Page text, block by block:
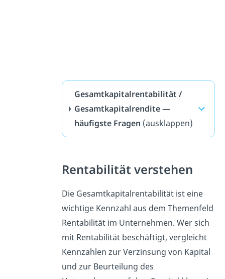
Gesamtkapitalrentabilität /
Gesamtkapitalrendite —
häufigste Fragen (ausklappen)
Rentabilität verstehen
Die Gesamtkapitalrentabilität ist eine
wichtige Kennzahl aus dem Themenfeld
Rentabilität im Unternehmen. Wer sich
mit Rentabilität beschäftigt, vergleicht
Kennzahlen zur Verzinsung von Kapital
und zur Beurteilung des